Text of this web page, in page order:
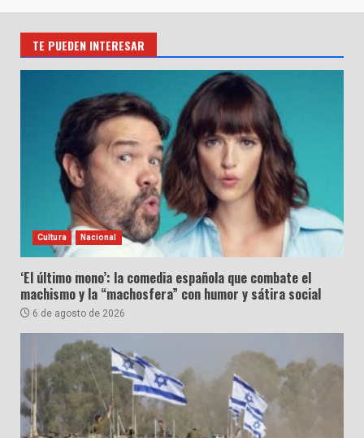
TE PUEDEN INTERESAR
Cultura Nacional
‘El último mono’: la comedia española que combate el
machismo y la “machosfera” con humor y sátira social
6 de agosto de 2026